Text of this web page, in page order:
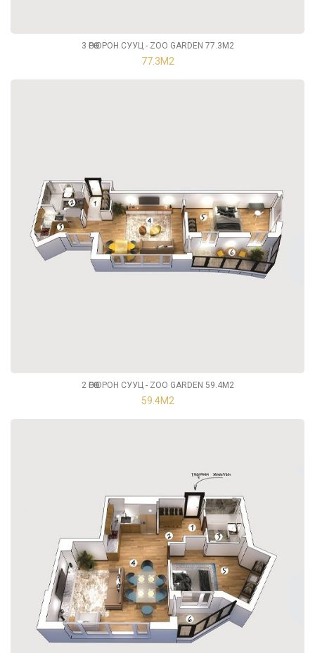
3 ӨРӨӨ ОРОН СУУЦ - ZOO GARDEN 77.3М2
77.3М2
2 ӨРӨӨ ОРОН СУУЦ - ZOO GARDEN 59.4М2
59.4М2